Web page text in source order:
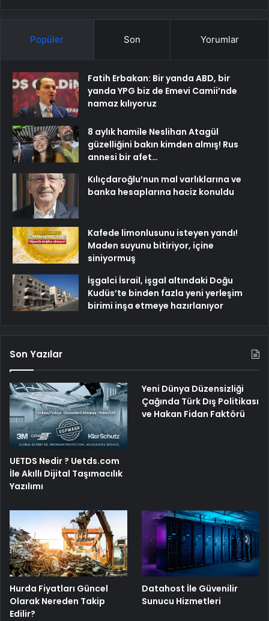
Popüler Son Yorumlar
Fatih Erbakan: Bir yanda ABD, bir
yanda YPG biz de Emevi Camii’nde
namaz kılıyoruz
8 aylık hamile Neslihan Atagül
güzelliğini bakın kimden almış! Rus
annesi bir afet…
Kılıçdaroğlu’nun mal varlıklarına ve
banka hesaplarına haciz konuldu
Kafede limonlusunu isteyen yandı!
Maden suyunu bitiriyor, içine
siniyormuş
İşgalci İsrail, işgal altındaki Doğu
Kudüs’te binden fazla yeni yerleşim
birimi inşa etmeye hazırlanıyor
Son Yazılar
UETDS Nedir ? Uetds.com
İle Akıllı Dijital Taşımacılık
Yazılımı
Yeni Dünya Düzensizliği
Çağında Türk Dış Politikası
ve Hakan Fidan Faktörü
Hurda Fiyatları Güncel
Olarak Nereden Takip
Edilir?
Datahost İle Güvenilir
Sunucu Hizmetleri